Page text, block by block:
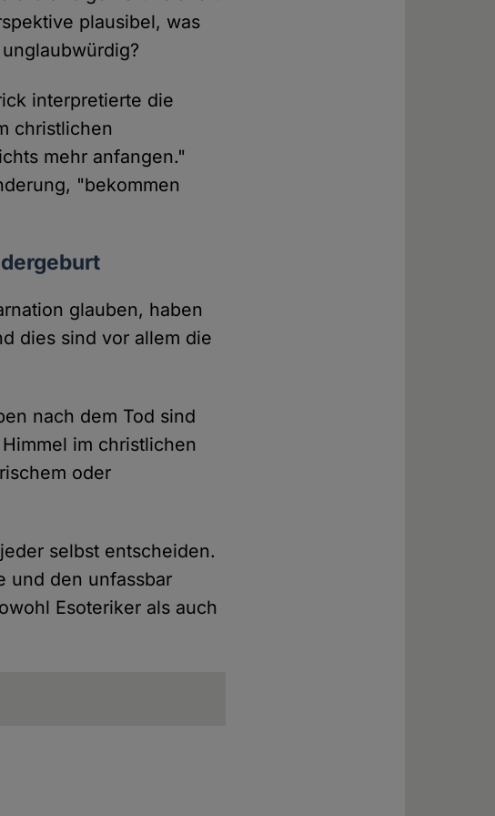
plausibel, was
interpretierte die
christlichen
mehr anfangen."
"bekommen
glauben, haben
dies sind vor allem die
nach dem Tod sind
im christlichen
oder
selbst entscheiden.
und den unfassbar
Esoteriker als auch